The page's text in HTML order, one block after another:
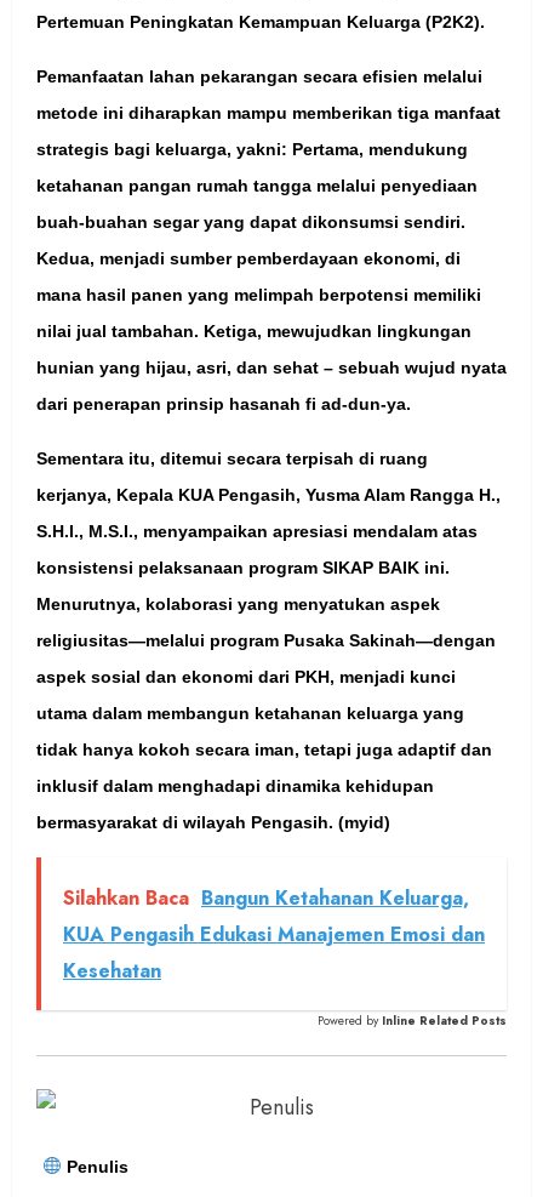
Pertemuan Peningkatan Kemampuan Keluarga (P2K2).
Pemanfaatan lahan pekarangan secara efisien melalui
metode ini diharapkan mampu memberikan tiga manfaat
strategis bagi keluarga, yakni: Pertama, mendukung
ketahanan pangan rumah tangga melalui penyediaan
buah-buahan segar yang dapat dikonsumsi sendiri.
Kedua, menjadi sumber pemberdayaan ekonomi, di
mana hasil panen yang melimpah berpotensi memiliki
nilai jual tambahan. Ketiga, mewujudkan lingkungan
hunian yang hijau, asri, dan sehat – sebuah wujud nyata
dari penerapan prinsip hasanah fi ad-dun-ya.
Sementara itu, ditemui secara terpisah di ruang
kerjanya, Kepala KUA Pengasih, Yusma Alam Rangga H.,
S.H.I., M.S.I., menyampaikan apresiasi mendalam atas
konsistensi pelaksanaan program SIKAP BAIK ini.
Menurutnya, kolaborasi yang menyatukan aspek
religiusitas—melalui program Pusaka Sakinah—dengan
aspek sosial dan ekonomi dari PKH, menjadi kunci
utama dalam membangun ketahanan keluarga yang
tidak hanya kokoh secara iman, tetapi juga adaptif dan
inklusif dalam menghadapi dinamika kehidupan
bermasyarakat di wilayah Pengasih. (myid)
Silahkan Baca Bangun Ketahanan Keluarga,
KUA Pengasih Edukasi Manajemen Emosi dan
Kesehatan
Powered by Inline Related Posts
Penulis